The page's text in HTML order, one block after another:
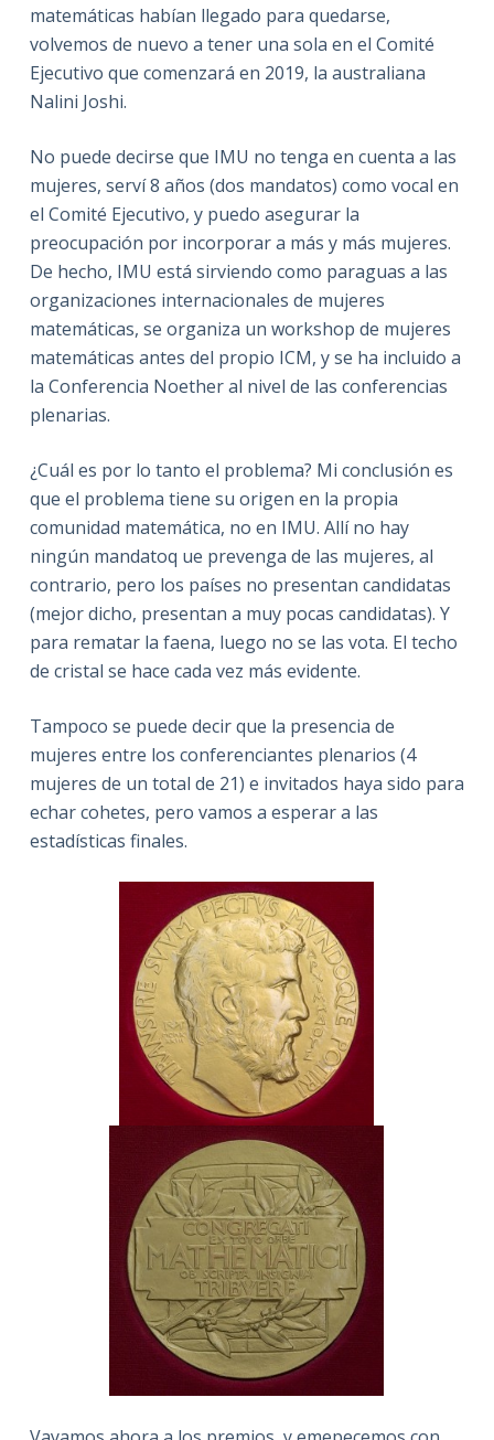
matemáticas habían llegado para quedarse,
volvemos de nuevo a tener una sola en el Comité
Ejecutivo que comenzará en 2019, la australiana
Nalini Joshi.
No puede decirse que IMU no tenga en cuenta a las
mujeres, serví 8 años (dos mandatos) como vocal en
el Comité Ejecutivo, y puedo asegurar la
preocupación por incorporar a más y más mujeres.
De hecho, IMU está sirviendo como paraguas a las
organizaciones internacionales de mujeres
matemáticas, se organiza un workshop de mujeres
matemáticas antes del propio ICM, y se ha incluido a
la Conferencia Noether al nivel de las conferencias
plenarias.
¿Cuál es por lo tanto el problema? Mi conclusión es
que el problema tiene su origen en la propia
comunidad matemática, no en IMU. Allí no hay
ningún mandatoq ue prevenga de las mujeres, al
contrario, pero los países no presentan candidatas
(mejor dicho, presentan a muy pocas candidatas). Y
para rematar la faena, luego no se las vota. El techo
de cristal se hace cada vez más evidente.
Tampoco se puede decir que la presencia de
mujeres entre los conferenciantes plenarios (4
mujeres de un total de 21) e invitados haya sido para
echar cohetes, pero vamos a esperar a las
estadísticas finales.